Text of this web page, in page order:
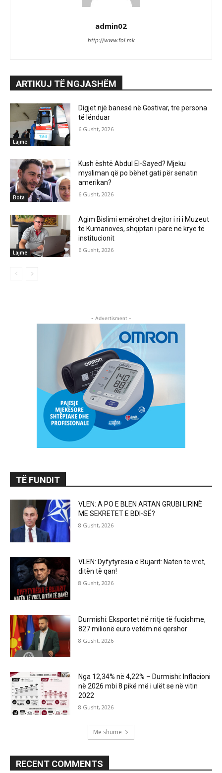
admin02
http://www.fol.mk
ARTIKUJ TË NGJASHËM
Lajme
Digjet një banesë në Gostivar, tre persona
të lënduar
6 Gusht, 2026
Bota
Kush është Abdul El-Sayed? Mjeku
mysliman që po bëhet gati për senatin
amerikan?
6 Gusht, 2026
Lajme
Agim Bislimi emërohet drejtor i ri i Muzeut
të Kumanovës, shqiptari i parë në krye të
institucionit
6 Gusht, 2026
- Advertisment -
TË FUNDIT
VLEN: A PO E BLEN ARTAN GRUBI LIRINË
ME SEKRETET E BDI-SË?
8 Gusht, 2026
VLEN: Dyfytyrësia e Bujarit: Natën të vret,
ditën të qan!
8 Gusht, 2026
Durmishi: Eksportet në rritje të fuqishme,
827 milionë euro vetëm në qershor
8 Gusht, 2026
Nga 12,34% në 4,22% – Durmishi: Inflacioni
në 2026 mbi 8 pikë më i ulët se në vitin
2022
8 Gusht, 2026
Më shumë
RECENT COMMENTS